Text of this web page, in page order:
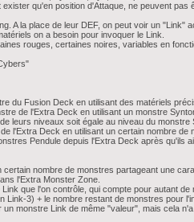
qu'en position d'Attaque, ne peuvent pas
A la place de leur DEF, on peut voir un "Link"
on a besoin pour invoquer le Link.
rouges, certaines noires, variables en
du Fusion Deck en utilisant des matériels
de l'Extra Deck en utilisant un monstre
leurs niveaux soit égale au niveau du monstre
l'Extra Deck en utilisant un certain nombre de
Pendule depuis l'Extra Deck après qu'ils
nombre de monstres partageant une
l'Extra Monster Zone.
que l'on contrôle, qui compte pour autant
3) + le nombre restant de monstres pour
monstre Link de même "valeur", mais cela